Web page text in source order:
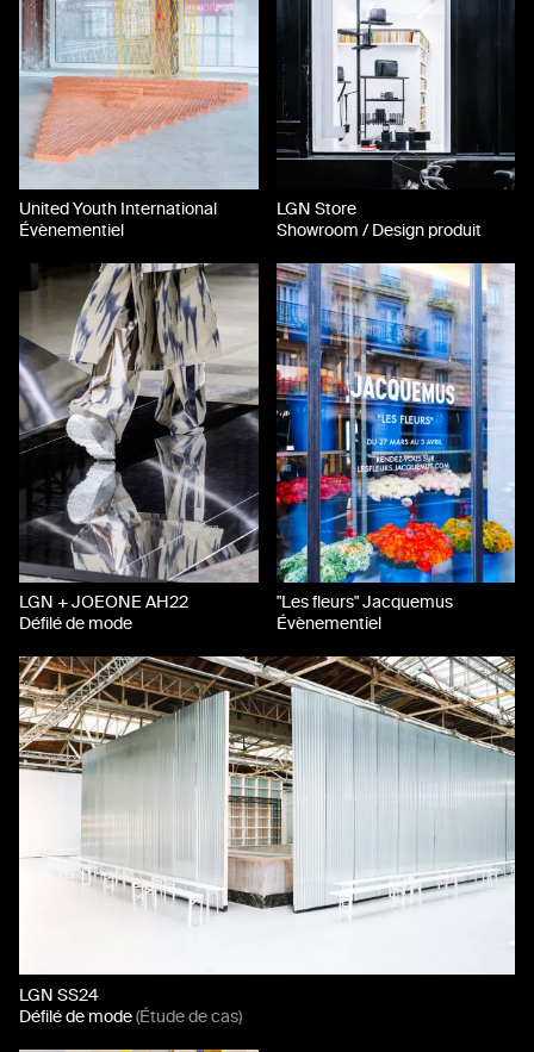
United Youth International
Évènementiel
LGN Store
Showroom / Design produit
LGN + JOEONE AH22
Défilé de mode
"Les fleurs" Jacquemus
Évènementiel
LGN SS24
Défilé de mode(Étude de cas)